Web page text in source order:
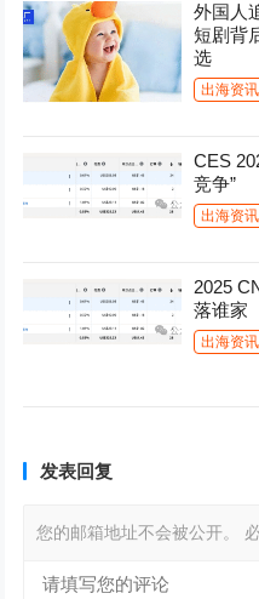
外国人
短剧背
选
出海资讯
CES
竞争”
出海资讯
2025
落谁家
出海资讯
发表回复
您的邮箱地址不会被公开。